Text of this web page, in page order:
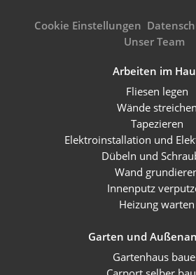
Cookie Einstellungen
Unser Team
Arbeiten im
Fliesen legen
Wände streichen
Tapezieren
Elektroinstallation und
Dübeln und
Wand
Innenputz
Heizung warten
Garten und
Gartenhaus